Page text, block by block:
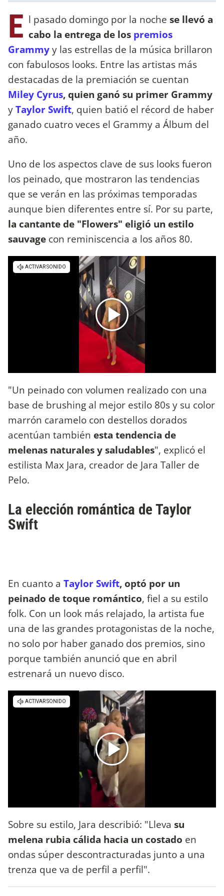
E l pasado domingo por la noche se llevó a
cabo la entrega de los premios
Grammyy las estrellas de la música brillaron
con fabulosos looks. Entre las artistas más
destacadas de la premiación se cuentan
Miley Cyrus, quien ganó su primer Grammy
yTaylor Swift, quien batió el récord de haber
ganado cuatro veces el Grammy a Álbum del
año.
Uno de los aspectos clave de sus looks fueron
los peinado, que mostraron las tendencias
que se verán en las próximas temporadas
aunque bien diferentes entre sí. Por su parte,
la cantante de "Flowers" eligió un estilo
sauvage con reminiscencia a los años 80.
"Un peinado con volumen realizado con una
base de brushing al mejor estilo 80s y su color
marrón caramelo con destellos dorados
acentúan también esta tendencia de
melenas naturales y saludables", explicó el
estilista Max Jara, creador de Jara Taller de
Pelo.
La elección romántica de Taylor
Swift
En cuanto a Taylor Swift, optó por un
peinado de toque romántico, fiel a su estilo
folk. Con un look más relajado, la artista fue
una de las grandes protagonistas de la noche,
no solo por haber ganado dos premios, sino
porque también anunció que en abril
estrenará un nuevo disco.
Sobre su estilo, Jara describió: "Lleva su
melena rubia cálida hacia un costado en
ondas súper descontracturadas junto a una
trenza que va de perfil a perfil".